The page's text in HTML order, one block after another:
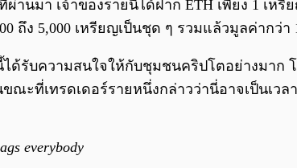
นมา เจ้าของรายนี้ได้ฝาก ETH เพียง 1 เห
ถึง 5,000 เหรียญเป็นชุด ๆ รวมแล้วมูลค่ากว่า
ด้รับความสนใจให้กับชุมชนคริปโตอย่างมาก โ
ขณะที่เทรดเดอร์รายหนึ่งกล่าวว่านี่อาจเป็นเว
everybody